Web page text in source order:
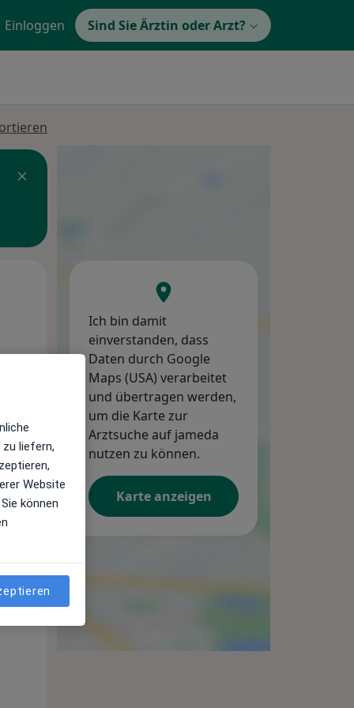
Einloggen Sind Sie Ärztin oder Arzt?
Ich bin damit
einverstanden, dass
Daten durch Google
Maps (USA) verarbeitet
und übertragen werden,
um die Karte zur
Arztsuche auf jameda
nutzen zu können.
Karte anzeigen
liefern,
Website
können